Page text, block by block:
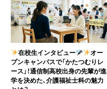
在校生インタビュー
オー
プンキャンパスで「かたつむりレ
ース」！通信制高校出身の先輩が進
学を決めた、介護福祉士科の魅力